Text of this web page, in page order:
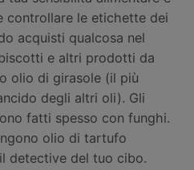
controllare le etichette dei
acquisti qualcosa nel
e altri prodotti da
olio di girasole (il più
degli altri oli). Gli
fatti spesso con funghi.
olio di tartufo
detective del tuo cibo.